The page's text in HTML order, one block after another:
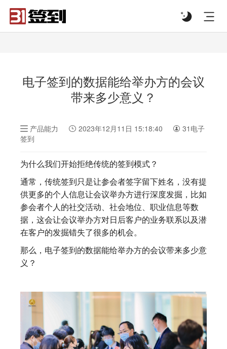
电子签到的数据能给举办方的会议
带来多少意义？
产品能力 2023年12月11日 15:18:40
31电子
签到
为什么我们开始拒绝传统的签到模式？
通常，传统签到只是让参会者签字留下姓名，没有提
供更多的个人信息让会议举办方进行深度发掘，比如
参会者个人的社交活动、社会地位、职业信息等数
据，这会让会议举办方对日后客户的业务联系以及潜
在客户的发掘错失了很多的机会。
那么，电子签到的数据能给举办方的会议带来多少意
义？